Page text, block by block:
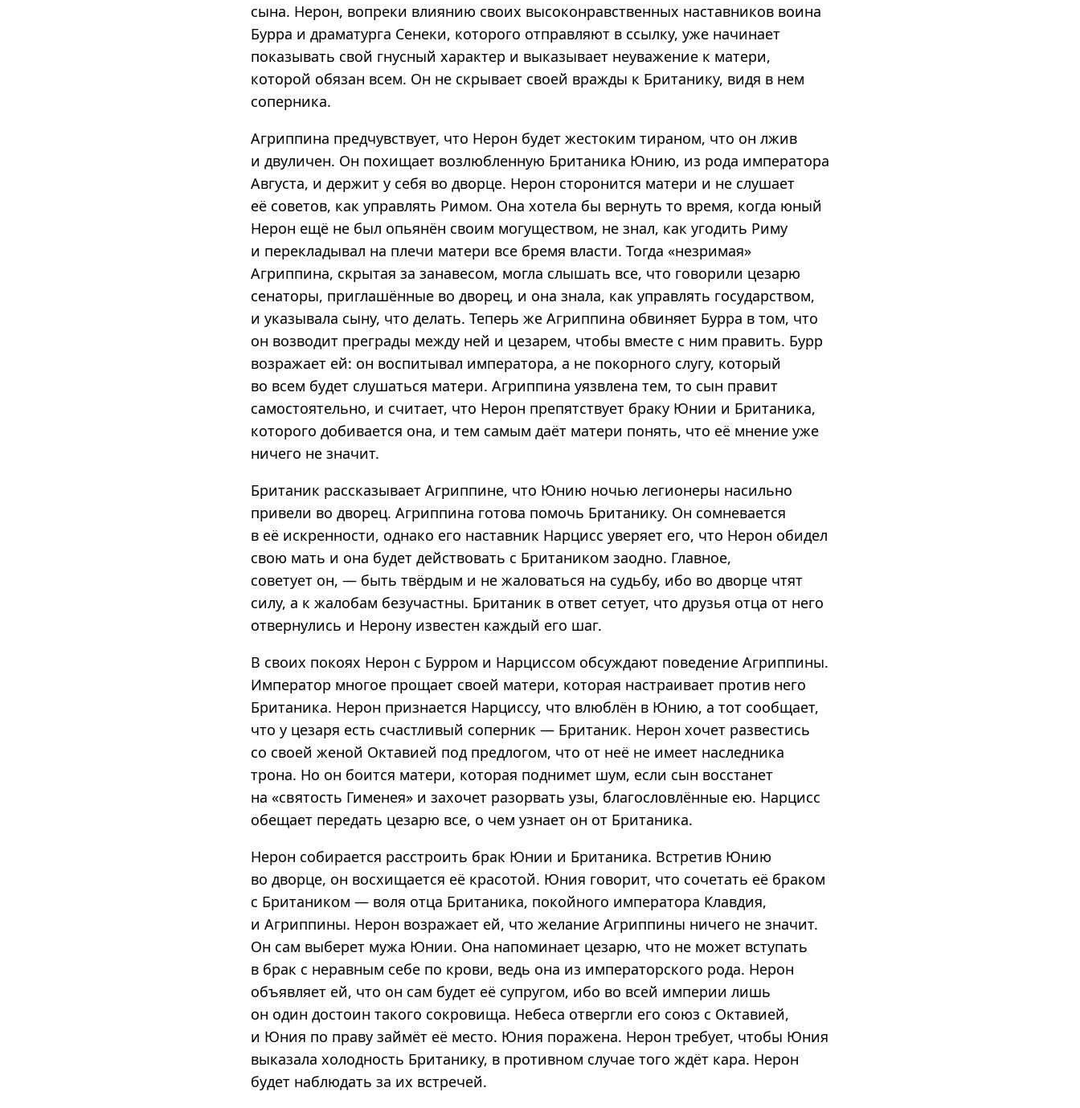
сына. Нерон, вопреки влиянию своих высоконравственных наставников воина
Бурра и драматурга Сенеки, которого отправляют в ссылку, уже начинает
показывать свой гнусный характер и выказывает неуважение к матери,
которой обязан всем. Он не скрывает своей вражды к Британику, видя в нем
соперника.
Агриппина предчувствует, что Нерон будет жестоким тираном, что он лжив
и двуличен. Он похищает возлюбленную Британика Юнию, из рода императора
Августа, и держит у себя во дворце. Нерон сторонится матери и не слушает
её советов, как управлять Римом. Она хотела бы вернуть то время, когда юный
Нерон ещё не был опьянён своим могуществом, не знал, как угодить Риму
и перекладывал на плечи матери все бремя власти. Тогда «незримая»
Агриппина, скрытая за занавесом, могла слышать все, что говорили цезарю
сенаторы, приглашённые во дворец, и она знала, как управлять государством,
и указывала сыну, что делать. Теперь же Агриппина обвиняет Бурра в том, что
он возводит преграды между ней и цезарем, чтобы вместе с ним править. Бурр
возражает ей: он воспитывал императора, а не покорного слугу, который
во всем будет слушаться матери. Агриппина уязвлена тем, то сын правит
самостоятельно, и считает, что Нерон препятствует браку Юнии и Британика,
которого добивается она, и тем самым даёт матери понять, что её мнение уже
ничего не значит.
Британик рассказывает Агриппине, что Юнию ночью легионеры насильно
привели во дворец. Агриппина готова помочь Британику. Он сомневается
в её искренности, однако его наставник Нарцисс уверяет его, что Нерон обидел
свою мать и она будет действовать с Британиком заодно. Главное,
советует он, — быть твёрдым и не жаловаться на судьбу, ибо во дворце чтят
силу, а к жалобам безучастны. Британик в ответ сетует, что друзья отца от него
отвернулись и Нерону известен каждый его шаг.
В своих покоях Нерон с Бурром и Нарциссом обсуждают поведение Агриппины.
Император многое прощает своей матери, которая настраивает против него
Британика. Нерон признается Нарциссу, что влюблён в Юнию, а тот сообщает,
что у цезаря есть счастливый соперник — Британик. Нерон хочет развестись
со своей женой Октавией под предлогом, что от неё не имеет наследника
трона. Но он боится матери, которая поднимет шум, если сын восстанет
на «святость Гименея» и захочет разорвать узы, благословлённые ею. Нарцисс
обещает передать цезарю все, о чем узнает он от Британика.
Нерон собирается расстроить брак Юнии и Британика. Встретив Юнию
во дворце, он восхищается её красотой. Юния говорит, что сочетать её браком
с Британиком — воля отца Британика, покойного императора Клавдия,
и Агриппины. Нерон возражает ей, что желание Агриппины ничего не значит.
Он сам выберет мужа Юнии. Она напоминает цезарю, что не может вступать
в брак с неравным себе по крови, ведь она из императорского рода. Нерон
объявляет ей, что он сам будет её супругом, ибо во всей империи лишь
он один достоин такого сокровища. Небеса отвергли его союз с Октавией,
и Юния по праву займёт её место. Юния поражена. Нерон требует, чтобы Юния
выказала холодность Британику, в противном случае того ждёт кара. Нерон
будет наблюдать за их встречей.